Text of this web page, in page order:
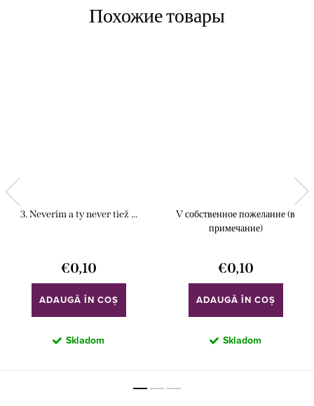
3. Neverím a ty never tiež ...
€0,10
ADAUGĂ ÎN COŞ
Skladom
V собственное пожелание (в
примечание)
€0,10
ADAUGĂ ÎN COŞ
Skladom